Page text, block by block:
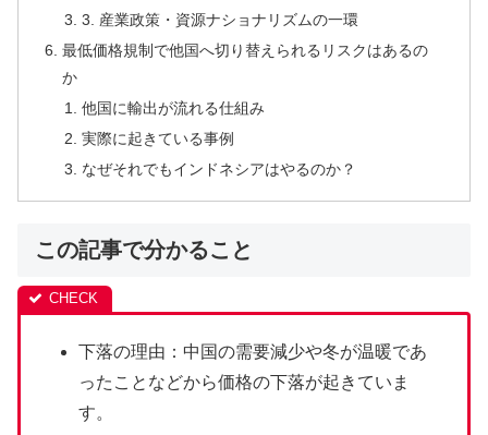
3. 産業政策・資源ナショナリズムの一環
最低価格規制で他国へ切り替えられるリスクはあるの
か
他国に輸出が流れる仕組み
実際に起きている事例
なぜそれでもインドネシアはやるのか？
この記事で分かること
下落の理由：中国の需要減少や冬が温暖であ
ったことなどから価格の下落が起きていま
す。